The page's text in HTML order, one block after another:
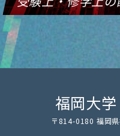
福岡大
〒814-0180 福岡